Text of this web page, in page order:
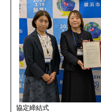
協定締結式